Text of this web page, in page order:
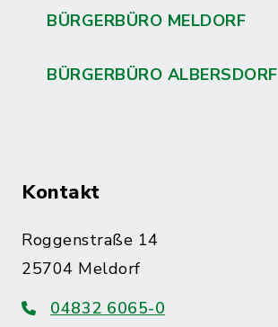
BÜRGERBÜRO MELDORF
BÜRGERBÜRO ALBERSDORF
Kontakt
Roggenstraße 14
25704 Meldorf
04832 6065-0